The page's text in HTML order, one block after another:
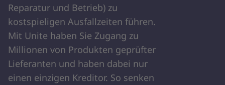
Reparatur und Betrieb) zu
kostspieligen Ausfallzeiten führen.
Mit Unite haben Sie Zugang zu
Millionen von Produkten geprüfter
Lieferanten und haben dabei nur
einen einzigen Kreditor. So senken